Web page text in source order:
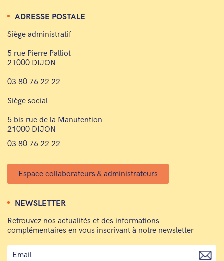
ADRESSE POSTALE
Siège administratif
5 rue Pierre Palliot
21000 DIJON
03 80 76 22 22
Siège social
5 bis rue de la Manutention
21000 DIJON
03 80 76 22 22
Espace collaborateurs & administrateurs
NEWSLETTER
Retrouvez nos actualités et des informations
complémentaires en vous inscrivant à notre newsletter